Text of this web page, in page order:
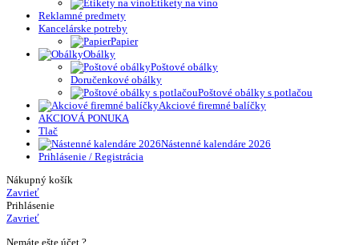
Etikety na víno
Reklamné predmety
Kancelárske potreby
Papier
Obálky
Poštové obálky
Doručenkové obálky
Poštové obálky s potlačou
Akciové firemné balíčky
AKCIOVÁ PONUKA
Tlač
Nástenné kalendáre 2026
Prihlásenie / Registrácia
Nákupný košík
Zavrieť
Prihlásenie
Zavrieť
Nemáte ešte účet ?